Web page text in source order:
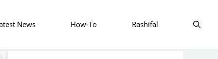
News How-To Rashifal